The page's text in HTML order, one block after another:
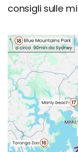
consigli sulle